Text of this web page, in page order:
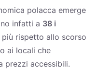
polacca emerge
infatti a 38 i
più rispetto allo scorso
ai locali che
prezzi accessibili.